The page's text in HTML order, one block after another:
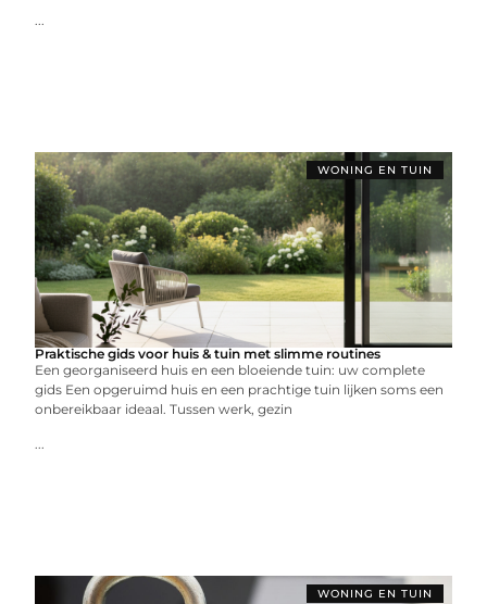
...
WONING EN TUIN
Praktische gids voor huis & tuin met slimme routines
Een georganiseerd huis en een bloeiende tuin: uw complete
gids Een opgeruimd huis en een prachtige tuin lijken soms een
onbereikbaar ideaal. Tussen werk, gezin
...
WONING EN TUIN